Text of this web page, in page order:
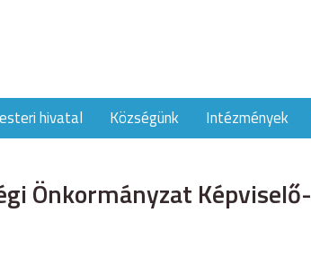
hivatal Községünk Intézmények
Önkormányzat Képviselő-